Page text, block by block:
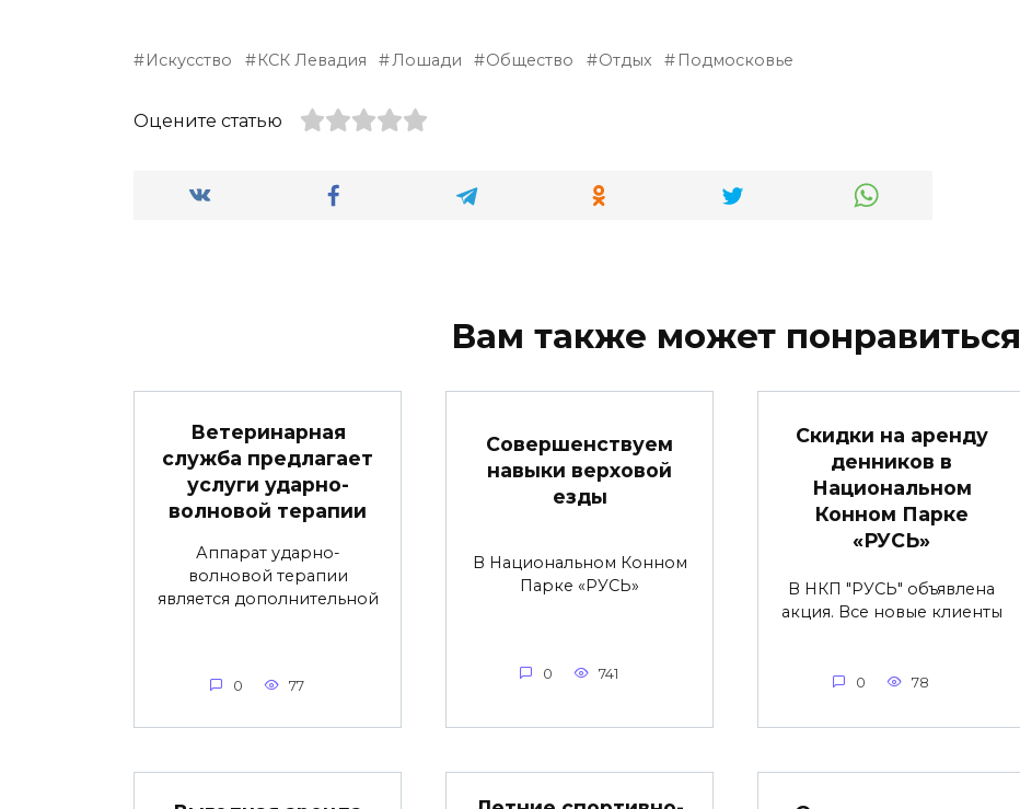
Искусство КСК Левадия Лошади Общество Отдых Подмосковье
Оцените статью
Вам также может понравиться
Ветеринарная
служба предлагает
услуги ударно-
волновой терапии
Аппарат ударно-
волновой терапии
является дополнительной
0 77
Совершенствуем
навыки верховой
езды
В Национальном Конном
Парке «РУСЬ»
0 741
Скидки на аренду
денников в
Национальном
Конном Парке
«РУСЬ»
В НКП "РУСЬ" объявлена
акция. Все новые клиенты
0 78